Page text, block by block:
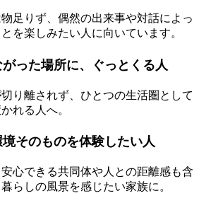
足りず、偶然の出来事や対話によっ
を楽しみたい人に向いています。
った場所に、ぐっとくる人
り離されず、ひとつの生活圏として
れる人へ。
そのものを体験したい人
心できる共同体や人との距離感も含
らしの風景を感じたい家族に。